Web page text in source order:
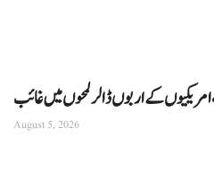
امریکیوں کے اربوں ڈالر لمحوں میں غائب
August 5, 2026